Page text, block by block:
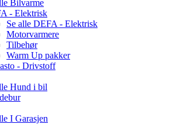
Bilvarme
- Elektrisk
Se alle DEFA - Elektrisk
Motorvarmere
Tilbehør
Warm Up pakker
- Drivstoff
Hund i bil
I Garasjen